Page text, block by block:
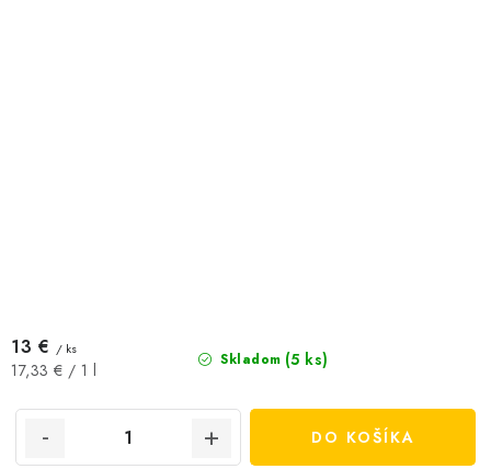
Skladom (5 ks)
13 € / ks
Jednotková
17,33 € / 1 l
DO KOŠÍKA